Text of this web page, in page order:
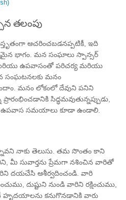
తలంపు
ఆచరించబడనప్పటికీ, ఇది
భాగం. మన సంఘాలు స్పాన్సర్
ఉపవాసంతో పరిచర్య మరియు
సంఘటనలకు మనం
మనం లోకంలో దేవుని పనిని
సిద్ధమవుతున్నప్పుడు,
ఉపవాస సమయాలు కూడా ఉండాలి.
నాకు తెలుసు. తమ సొంతం కాని
మీ సువార్తను ప్రేమగా నశించిన వారితో
దయచేసి ఆశీర్వదించండి. వారి
దుష్టుని నుండి వారిని రక్షించుము,
కనుగొనడానికి వారు